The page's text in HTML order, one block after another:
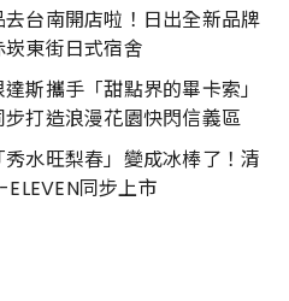
台南開店啦！日出全新品牌
崁東街日式宿舍
斯攜手「甜點界的畢卡索」
打造浪漫花園快閃信義區
水旺梨春」變成冰棒了！清
同步上市